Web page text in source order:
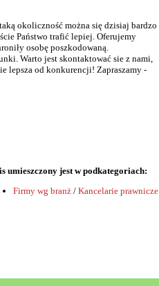
okoliczność można się dzisiaj bardzo
Państwo trafić lepiej. Oferujemy
osobę poszkodowaną.
Warto jest skontaktować sie z nami,
lepsza od konkurencji! Zapraszamy -
umieszczony jest w podkategoriach:
Firmy wg branż / Kancelarie prawnicze